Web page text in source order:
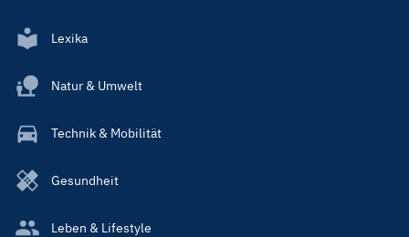
Lexika
Natur & Umwelt
Technik & Mobilität
Gesundheit
Leben & Lifestyle